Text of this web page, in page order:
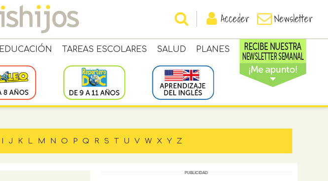
Acceder Newsletter
EDUCACIÓN TAREAS ESCOLARES SALUD PLANES
I J K L M N O P Q R S T U V W X Y Z
PUBLICIDAD